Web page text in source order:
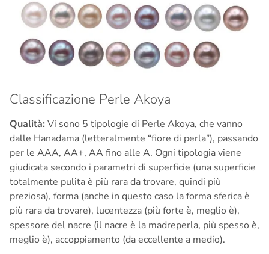
Classificazione Perle Akoya
Qualità: Vi sono 5 tipologie di Perle Akoya, che vanno
dalle Hanadama (letteralmente “fiore di perla”), passando
per le AAA, AA+, AA fino alle A. Ogni tipologia viene
giudicata secondo i parametri di superficie (una superficie
totalmente pulita è più rara da trovare, quindi più
preziosa), forma (anche in questo caso la forma sferica è
più rara da trovare), lucentezza (più forte è, meglio è),
spessore del nacre (il nacre è la madreperla, più spesso è,
meglio è), accoppiamento (da eccellente a medio).